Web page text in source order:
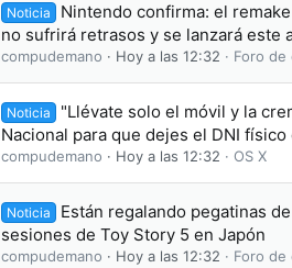
Noticia
Nintendo confirma: el
no sufrirá retrasos y se lanzará este
compudemano Hoy a las 12:32 Foro de
Noticia
"Llévate solo el móvil y la
Nacional para que dejes el DNI físico
compudemano Hoy a las 12:32 OS X
Noticia
Están regalando pegatinas
sesiones de Toy Story 5 en Japón
compudemano Hoy a las 12:32 Foro de